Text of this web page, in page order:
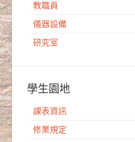
教職員
儀器設備
研究室
學生園地
課表資訊
修業規定